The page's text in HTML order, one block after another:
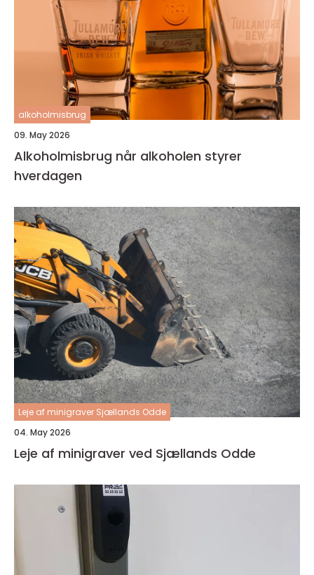
alkoholmisbrug
09. May 2026
Alkoholmisbrug når alkoholen styrer
hverdagen
Leje af minigraver Sjællands Odde
04. May 2026
Leje af minigraver ved Sjællands Odde